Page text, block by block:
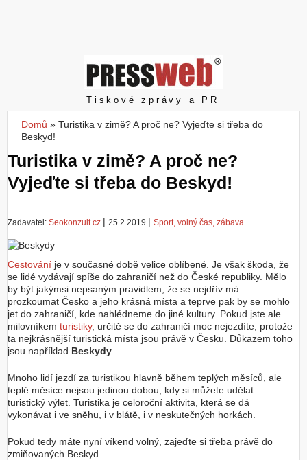
č
e
Pressweb
Tiskové zprávy a PR
Jste zde
Domů » Turistika v zimě? A proč ne? Vyjeďte si třeba do
Beskyd!
Turistika v zimě? A proč ne?
Vyjeďte si třeba do Beskyd!
Zadavatel: Seokonzult.cz | 25.2.2019 | Sport, volný čas, zábava
Cestování je v současné době velice oblíbené. Je však škoda, že
se lidé vydávají spíše do zahraničí než do České republiky. Mělo
by být jakýmsi nepsaným pravidlem, že se nejdřív má
prozkoumat Česko a jeho krásná místa a teprve pak by se mohlo
jet do zahraničí, kde nahlédneme do jiné kultury. Pokud jste ale
milovníkem turistiky, určitě se do zahraničí moc nejezdíte, protože
ta nejkrásnější turistická místa jsou právě v Česku. Důkazem toho
jsou například Beskydy
Mnoho lidí jezdí za turistikou hlavně během teplých měsíců, ale
teplé měsíce nejsou jedinou dobou, kdy si můžete udělat
turistický výlet. Turistika je celoroční aktivita, která se dá
vykonávat i ve sněhu, i v blátě, i v neskutečných horkách.
Pokud tedy máte nyní víkend volný, zajeďte si třeba právě do
zmiňovaných Beskyd.